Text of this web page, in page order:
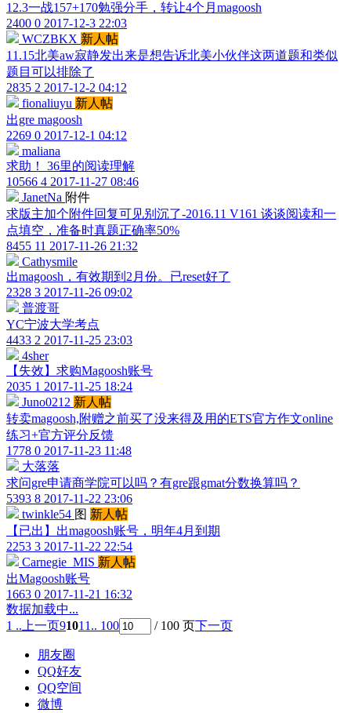
12.3一战157+170勉强分手，转让4个月magoosh
2400 0 2017-12-3 22:03
WCZBKX 新人帖
11.15北美aw寂静发出来是想告诉北美小伙伴这两道题和类似
题目可以排除了
2835 2 2017-12-2 04:12
fionaliuyu 新人帖
出gre magoosh
2269 0 2017-12-1 04:12
maliana
求助！ 36里的阅读理解
10566 4 2017-11-27 08:46
JanetNa 附件
求版主加个附件回复可见别沉了-2016.11 V161 谈谈阅读和一
点填空，准备时真题正确率50%
8455 11 2017-11-26 21:32
Cathysmile
出magoosh，有效期到2月份。已reset好了
2328 3 2017-11-26 09:02
普渡哥
YC宁波大学考点
4433 2 2017-11-25 23:03
4sher
【失效】求购Magoosh账号
2035 1 2017-11-25 18:24
Juno0212 新人帖
转卖magoosh,附赠之前买了没来得及用的ETS官方作文online
练习+官方评分反馈
1778 0 2017-11-23 11:48
大落落
求问gre申请商学院可以吗？有gre跟gmat分数换算吗？
5393 8 2017-11-22 23:06
twinkle54 图 新人帖
【已出】出magoosh账号，明年4月到期
2253 3 2017-11-22 22:54
Carnegie_MIS 新人帖
出Magoosh账号
1663 0 2017-11-21 16:32
数据加载中...
1 .. 上一页91011 .. 100 / 100 页下一页
朋友圈
QQ好友
QQ空间
微博